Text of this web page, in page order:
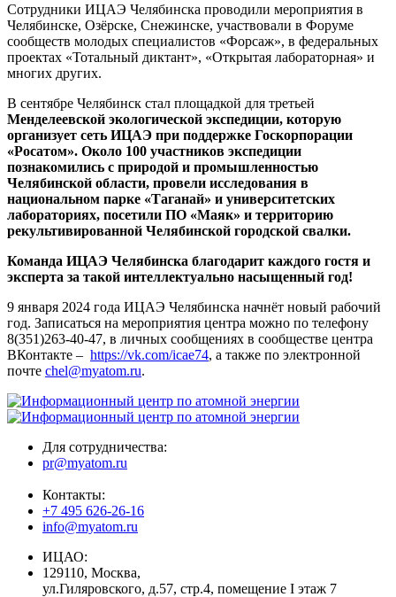
Сотрудники ИЦАЭ Челябинска проводили мероприятия в
Челябинске, Озёрске, Снежинске, участвовали в Форуме
сообществ молодых специалистов «Форсаж», в федеральных
проектах «Тотальный диктант», «Открытая лабораторная» и
многих других.
В сентябре Челябинск стал площадкой для третьей
Менделеевской экологической экспедиции, которую
организует сеть ИЦАЭ при поддержке Госкорпорации
«Росатом». Около 100 участников экспедиции
познакомились с природой и промышленностью
Челябинской области, провели исследования в
национальном парке «Таганай» и университетских
лабораториях, посетили ПО «Маяк» и территорию
рекультивированной Челябинской городской свалки.
Команда ИЦАЭ Челябинска благодарит каждого гостя и
эксперта за такой интеллектуально насыщенный год!
9 января 2024 года ИЦАЭ Челябинска начнёт новый рабочий
год. Записаться на мероприятия центра можно по телефону
8(351)263-40-47, в личных сообщениях в сообществе центра
ВКонтакте – https://vk.com/icae74, а также по электронной
почте chel@myatom.ru.
Для сотрудничества:
pr@myatom.ru
Контакты:
+7 495 626-26-16
info@myatom.ru
ИЦАО:
129110, Москва,
ул.Гиляровского, д.57, стр.4, помещение I этаж 7